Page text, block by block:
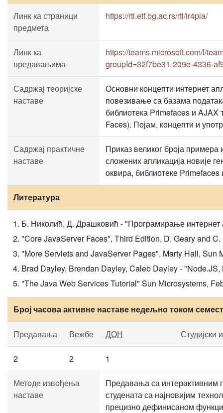
Линк ка страници
предмета
https://rti.etf.bg.ac.rs/rti/ir4pia/
Линк ка
предавањима
https://teams.microsoft.com/l/
groupId=32f7be31-209e-4336-
Садржај теоријске
наставе
Основни концепти интернет
повезивање са базама
библиотека Primefaces и AJAX
Faces). Појам, концепти и
Садржај практичне
наставе
Приказ великог броја
сложених апликација новије
оквира, библиотеке
Литература
Б. Николић, Д. Драшковић - "Програмирање интернет
"Core JavaServer Faces", Third Edition, D. Geary and
"More Servlets and JavaServer Pages", Marty Hall, Sun
Brad Dayley, Brendan Dayley, Caleb Dayley -
"The Java Web Services Tutorial" Sun Microsystems,
Број часова активне наставе недељно током
Предавања Вежбе ДОН Студијски
2 2 1
Методе извођења
наставе
Предавања са интерактивним
студената са најновијим
прецизно дефинисаном